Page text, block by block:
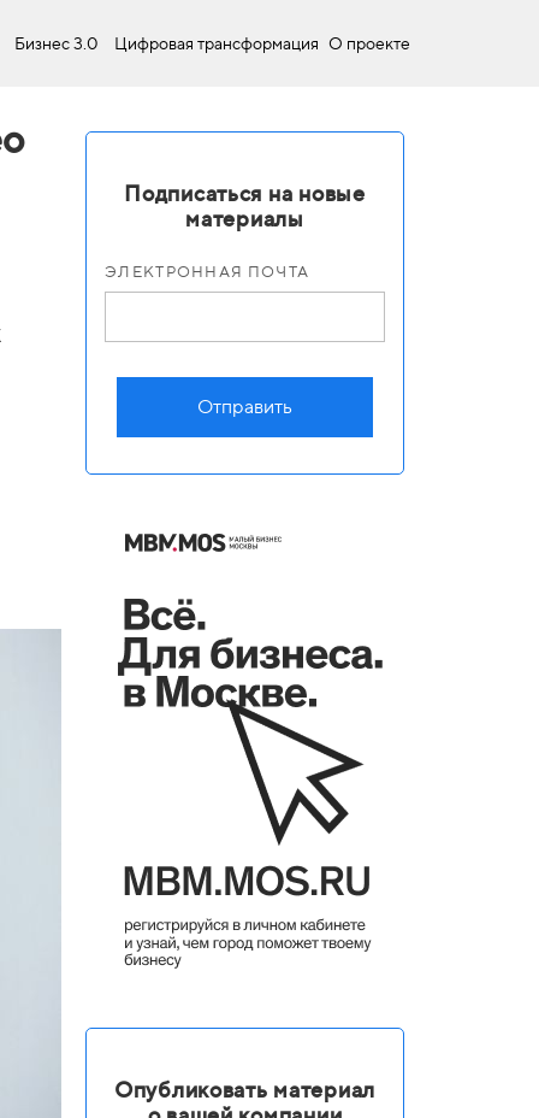
Бизнес 3.0 Цифровая трансформация О проекте
Подписаться на новые
материалы
ЭЛЕКТРОННАЯ ПОЧТА
Отправить
Опубликовать материал